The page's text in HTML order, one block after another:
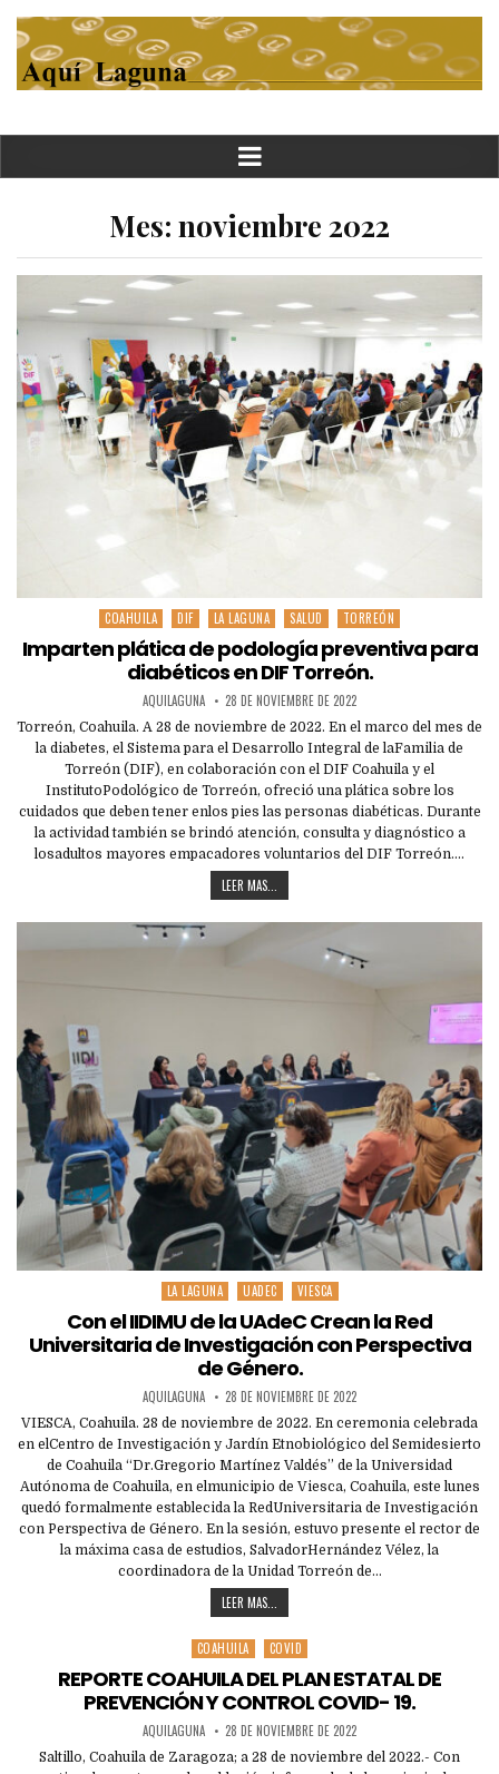
Mes: noviembre 2022
Posted
COAHUILA DIF LA LAGUNA SALUD TORREÓN
Imparten plática de podología preventiva para
diabéticos en DIF Torreón.
AQUILAGUNA 28 DE NOVIEMBRE DE 2022
Torreón, Coahuila. A 28 de noviembre de 2022. En el marco del mes de
la diabetes, el Sistema para el Desarrollo Integral de laFamilia de
Torreón (DIF), en colaboración con el DIF Coahuila y el
InstitutoPodológico de Torreón, ofreció una plática sobre los
cuidados que deben tener enlos pies las personas diabéticas. Durante
la actividad también se brindó atención, consulta y diagnóstico a
losadultos mayores empacadores voluntarios del DIF Torreón….
LEER MAS...
Posted
in
LA LAGUNA UADEC VIESCA
Con el IIDIMU de la UAdeC Crean la Red
Universitaria de Investigación con Perspectiva
de Género.
AQUILAGUNA 28 DE NOVIEMBRE DE 2022
VIESCA, Coahuila. 28 de noviembre de 2022. En ceremonia celebrada
en elCentro de Investigación y Jardín Etnobiológico del Semidesierto
de Coahuila “Dr.Gregorio Martínez Valdés” de la Universidad
Autónoma de Coahuila, en elmunicipio de Viesca, Coahuila, este lunes
quedó formalmente establecida la RedUniversitaria de Investigación
con Perspectiva de Género. En la sesión, estuvo presente el rector de
la máxima casa de estudios, SalvadorHernández Vélez, la
coordinadora de la Unidad Torreón de…
LEER MAS...
Posted
in
COAHUILA COVID
REPORTE COAHUILA DEL PLAN ESTATAL DE
PREVENCIÓN Y CONTROL COVID- 19.
AQUILAGUNA 28 DE NOVIEMBRE DE 2022
Saltillo, Coahuila de Zaragoza; a 28 de noviembre del 2022.- Con